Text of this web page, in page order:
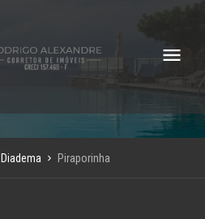
Diadema Piraporinha